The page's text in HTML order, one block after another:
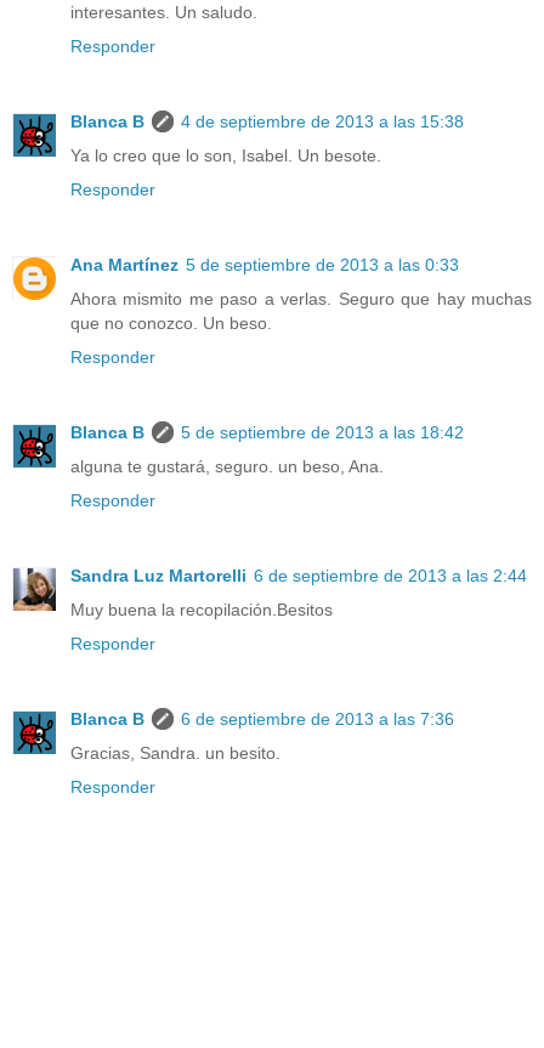
interesantes. Un saludo.
Responder
Blanca B
4 de septiembre de 2013 a las 15:38
Ya lo creo que lo son, Isabel. Un besote.
Responder
Ana Martínez 5 de septiembre de 2013 a las 0:33
Ahora mismito me paso a verlas. Seguro que hay muchas
que no conozco. Un beso.
Responder
Blanca B
5 de septiembre de 2013 a las 18:42
alguna te gustará, seguro. un beso, Ana.
Responder
Sandra Luz Martorelli 6 de septiembre de 2013 a las 2:44
Muy buena la recopilación.Besitos
Responder
Blanca B
6 de septiembre de 2013 a las 7:36
Gracias, Sandra. un besito.
Responder